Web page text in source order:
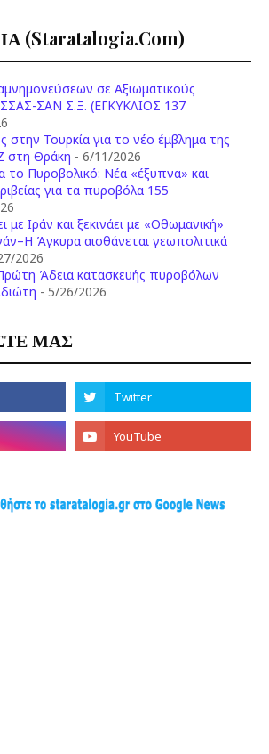
(staratalogia.com)
σε Αξιωματικούς
ΣΑΝ Σ.Ξ. (ΕΓΚΥΚΛΙΟΣ 137
στην Τουρκία για το νέο έμβλημα της
στη Θράκη - 6/11/2026
το Πυροβολικό: Νέα «έξυπνα» και
για τα πυροβόλα 155
με Ιράν και ξεκινάει με «Οθωμανική»
Άγκυρα αισθάνεται γεωπολιτικά
2026
Άδεια κατασκευής πυροβόλων
- 5/26/2026
ΜΑΣ